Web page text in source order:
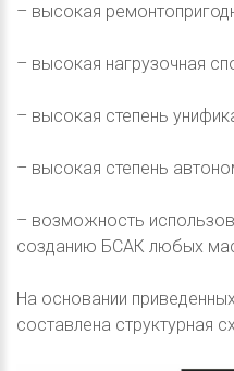
– высокая
– высокая нагрузочная
– высокая степень
– высокая степень
– возможность
созданию БСАК любых
На основании
составлена структурная